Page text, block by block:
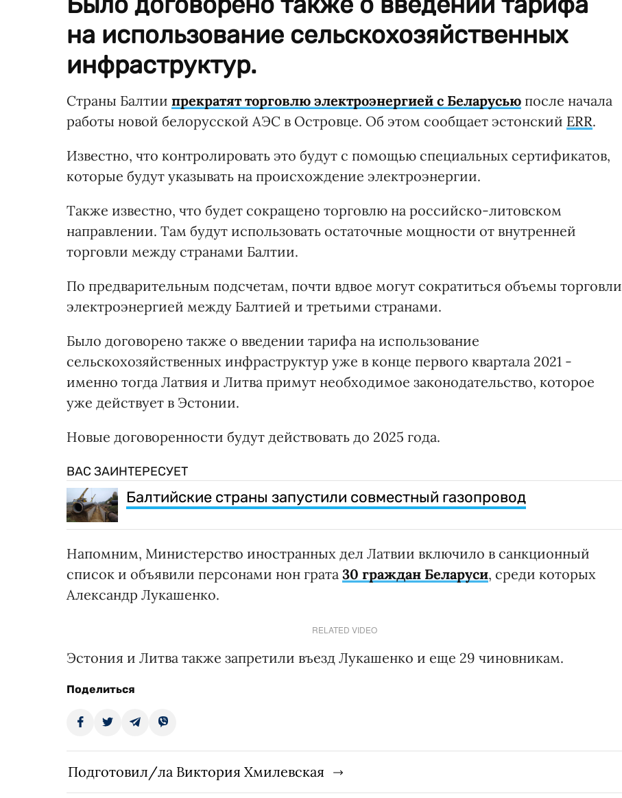
на использование сельскохозяйственных
инфраструктур.
Страны Балтии прекратят торговлю электроэнергией с Беларусью после начала
работы новой белорусской АЭС в Островце. Об этом сообщает эстонский ERR.
Известно, что контролировать это будут с помощью специальных сертификатов,
которые будут указывать на происхождение электроэнергии.
Также известно, что будет сокращено торговлю на российско-литовском
направлении. Там будут использовать остаточные мощности от внутренней
торговли между странами Балтии.
По предварительным подсчетам, почти вдвое могут сократиться объемы торговли
электроэнергией между Балтией и третьими странами.
Было договорено также о введении тарифа на использование
сельскохозяйственных инфраструктур уже в конце первого квартала 2021 -
именно тогда Латвия и Литва примут необходимое законодательство, которое
уже действует в Эстонии.
Новые договоренности будут действовать до 2025 года.
ВАС ЗАИНТЕРЕСУЕТ
Балтийские страны запустили совместный газопровод
Напомним, Министерство иностранных дел Латвии включило в санкционный
список и объявили персонами нон грата 30 граждан Беларуси, среди которых
Александр Лукашенко.
RELATED VIDEO
Эстония и Литва также запретили въезд Лукашенко и еще 29 чиновникам.
Поделиться
Подготовил/ла Виктория Хмилевская